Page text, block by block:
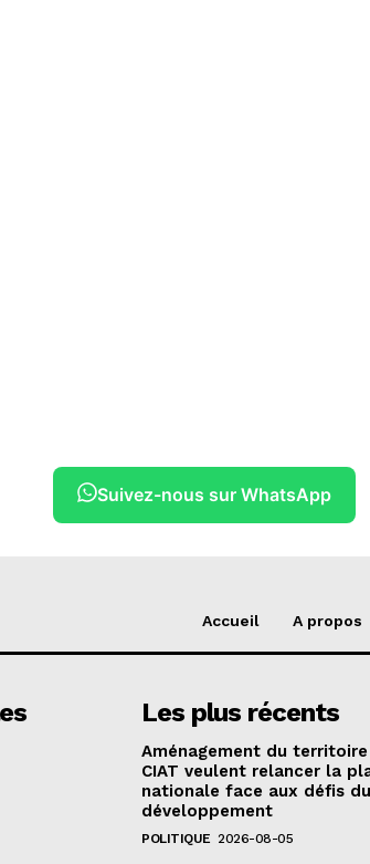
Suivez-nous sur WhatsApp
Accueil A propos
Les plus récents
Aménagement du territoire
CIAT veulent relancer la
nationale face aux défis du
développement
POLITIQUE 2026-08-05